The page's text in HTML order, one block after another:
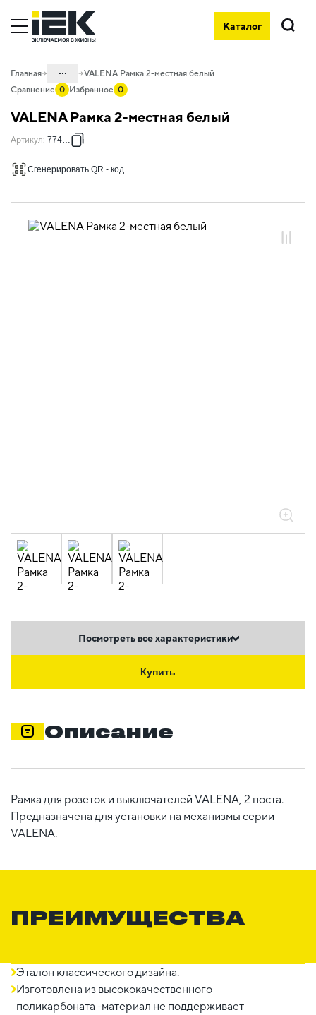
Каталог
Поиск
Главная ...
удлинители и силовые разъемы
06.01 Электроустановочные изделия
изделия скрытого монтажа VALENA
06.01.14.08 Рамки пластиковые
VALENA Рамка 2-местная белый
Сравнение 0 Избранное 0
VALENA Рамка 2-местная белый
Артикул: 774452
Сгенерировать QR - код
Посмотреть все характеристики
Купить
Описание
Рамка для розеток и выключателей VALENA, 2 поста.
Предназначена для установки на механизмы серии
VALENA.
ПРЕИМУЩЕСТВА
Эталон классического дизайна.
Изготовлена из высококачественного
поликарбоната -материал не поддерживает